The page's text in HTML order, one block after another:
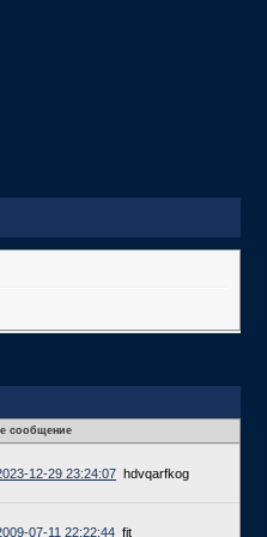
сообщение
12-29 23:24:07 hdvqarfkog
07-11 22:22:44 fit